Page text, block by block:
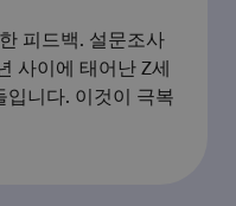
피드백. 설문조사
사이에 태어난 Z세
입니다. 이것이 극복